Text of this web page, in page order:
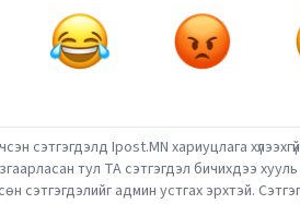
сэтгэгдэлд Ipost.MN хариуцлага
тул ТА сэтгэгдэл бичихдээ
сэтгэгдэлийг админ устгах эрхтэй.